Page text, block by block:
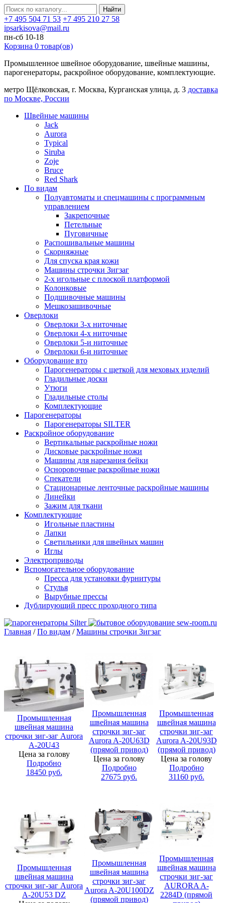
Найти
+7 495 504 71 53 +7 495 210 27 58
ipsarkisova@mail.ru
пн-сб 10-18
Корзина 0 товар(ов)
Промышленное швейное оборудование, швейные машины,
парогенераторы, раскройное оборудование, комплектующие.
метро Щёлковская, г. Москва, Курганская улица, д. 3 доставка
по Москве, России
Швейные машины
Jack
Aurora
Typical
Siruba
Zoje
Bruce
Red Shark
По видам
Полуавтоматы и спецмашины с программным
управлением
Закрепочные
Петельные
Пуговичные
Распошивальные машины
Скорняжные
Для спуска края кожи
Машины строчки Зигзаг
2-х игольные с плоской платформой
Колонковые
Подшивочные машины
Мешкозашивочные
Оверлоки
Оверлоки 3-х ниточные
Оверлоки 4-х ниточные
Оверлоки 5-и ниточные
Оверлоки 6-и ниточные
Оборудование вто
Парогенераторы с щеткой для меховых изделий
Гладильные доски
Утюги
Гладильные столы
Комплектующие
Парогенераторы
Парогенераторы SILTER
Раскройное оборудование
Вертикальные раскройные ножи
Дисковые раскройные ножи
Машины для нарезания бейки
Осноровочные раскройные ножи
Спекатели
Стационарные ленточные раскройные машины
Линейки
Зажим для ткани
Комплектующие
Игольные пластины
Лапки
Светильники для швейных машин
Иглы
Электроприводы
Вспомогательное оборудование
Пресса для установки фурнитуры
Стулья
Вырубные прессы
Дублирующий пресс проходного типа
Главная /По видам /Машины строчки Зигзаг
Промышленная
швейная машина
строчки зиг-заг Aurora
A-20U43
Цена за голову
Подробно
18450руб.
Промышленная
швейная машина
строчки зиг-заг
Aurora A-20U63D
(прямой привод)
Цена за голову
Подробно
27675 руб.
Промышленная
швейная машина
строчки зиг-заг
Aurora A-20U93D
(прямой привод)
Цена за голову
Подробно
31160руб.
Промышленная
швейная машина
строчки зиг-заг Aurora
A-20U53 DZ
Промышленная
швейная машина
строчки зиг-заг
Aurora A-20U100DZ
(прямой привод)
Промышленная
швейная машина
строчки зиг-заг
AURORA A-
2284D (прямой